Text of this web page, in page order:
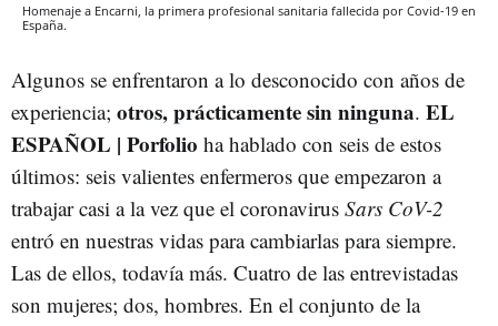
Homenaje a Encarni, la primera profesional sanitaria fallecida por Covid-19 en
España.
Algunos se enfrentaron a lo desconocido con años de
experiencia; otros, prácticamente sin ninguna. EL
ESPAÑOL | Porfolio ha hablado con seis de estos
últimos: seis valientes enfermeros que empezaron a
trabajar casi a la vez que el coronavirus Sars CoV-2
entró en nuestras vidas para cambiarlas para siempre.
Las de ellos, todavía más. Cuatro de las entrevistadas
son mujeres; dos, hombres. En el conjunto de la